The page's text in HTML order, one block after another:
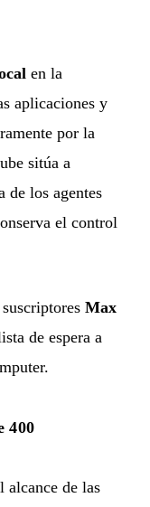
en la
aplicaciones y
por la
sitúa a
de los agentes
el control
Max
de espera a
400
de las